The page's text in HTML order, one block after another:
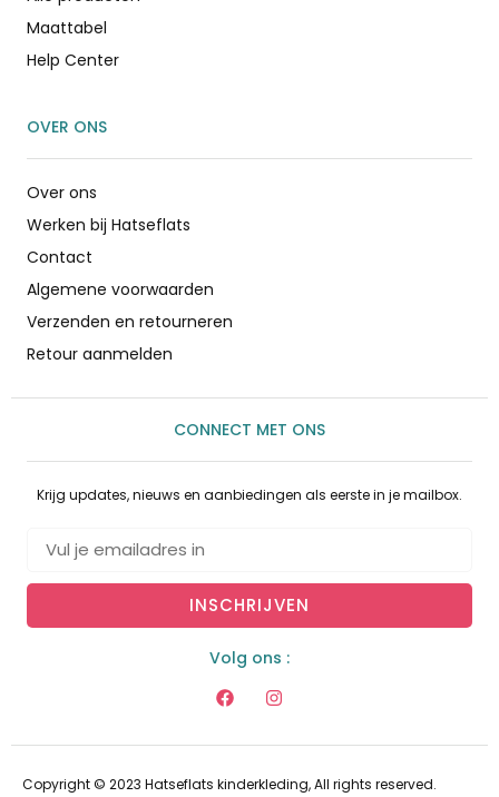
Maattabel
Help Center
OVER ONS
Over ons
Werken bij Hatseflats
Contact
Algemene voorwaarden
Verzenden en retourneren
Retour aanmelden
CONNECT MET ONS
Krijg updates, nieuws en aanbiedingen als eerste in je mailbox.
INSCHRIJVEN
Volg ons :
Copyright © 2023 Hatseflats kinderkleding, All rights reserved.